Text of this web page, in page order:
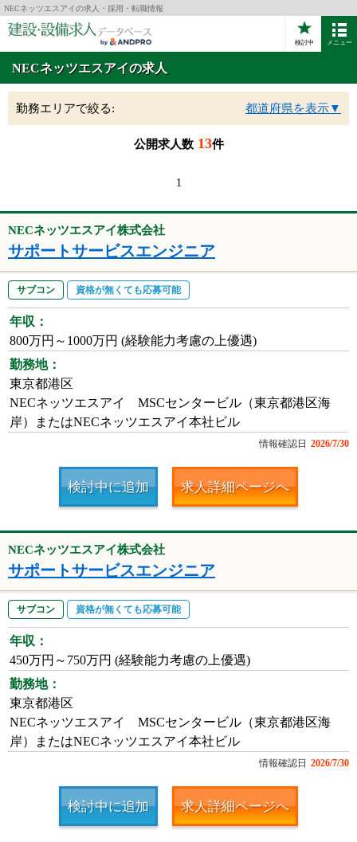
NECネッツエスアイの求人・採用・転職情報
検討中 メニュー
NECネッツエスアイの求人
勤務エリアで絞る: 都道府県を表示▼
公開求人数 13件
1
NECネッツエスアイ株式会社
サポートサービスエンジニア
サブコン 資格が無くても応募可能
年収：
800万円～1000万円 (経験能力考慮の上優遇)
勤務地：
東京都港区
NECネッツエスアイ MSCセンタービル（東京都港区海
岸）またはNECネッツエスアイ本社ビル
情報確認日 2026/7/30
検討中に追加 求人詳細ページへ
NECネッツエスアイ株式会社
サポートサービスエンジニア
サブコン 資格が無くても応募可能
年収：
450万円～750万円 (経験能力考慮の上優遇)
勤務地：
東京都港区
NECネッツエスアイ MSCセンタービル（東京都港区海
岸）またはNECネッツエスアイ本社ビル
情報確認日 2026/7/30
検討中に追加 求人詳細ページへ